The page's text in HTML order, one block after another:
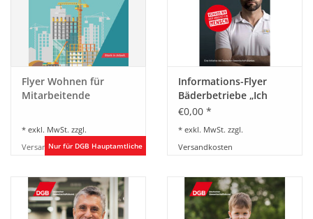
Flyer Wohnen für
Mitarbeitende
* exkl. MwSt. zzgl.
Versandkosten
Informations-Flyer
Bäderbetriebe „Ich
sorge für deinen
schreist mich an ?“
€0,00 *
* exkl. MwSt. zzgl.
Versandkosten